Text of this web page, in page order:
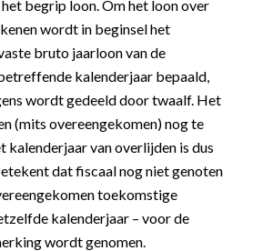
begrip loon. Om het loon over
wordt in beginsel het
bruto jaarloon van de
kalenderjaar bepaald,
wordt gedeeld door twaalf. Het
(mits overeengekomen) nog te
kalenderjaar van overlijden is dus
dat fiscaal nog niet genoten
toekomstige
kalenderjaar – voor de
wordt genomen.